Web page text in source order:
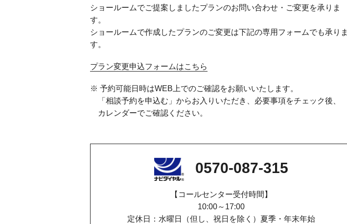
ショールームでご提案しましたプランのお問い合わせ・ご変更を承りま
す。
ショールームで作成したプランのご変更は下記の専用フォームでも承りま
す。
プラン変更申込フォームはこちら
※ 予約可能日時はWEB上でのご確認をお願いいたします。
「相談予約を申込む」からお入りいただき、必要事項をチェック後、
カレンダーでご確認ください。
0570-087-315
【コールセンター受付時間】
10:00～17:00
定休日：水曜日（但し、祝日を除く）夏季・年末年始